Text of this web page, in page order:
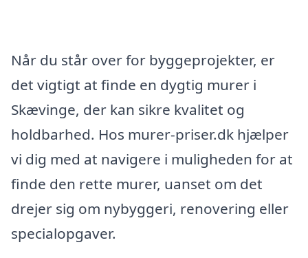
Når du står over for byggeprojekter, er
det vigtigt at finde en dygtig murer i
Skævinge, der kan sikre kvalitet og
holdbarhed. Hos murer-priser.dk hjælper
vi dig med at navigere i muligheden for at
finde den rette murer, uanset om det
drejer sig om nybyggeri, renovering eller
specialopgaver.